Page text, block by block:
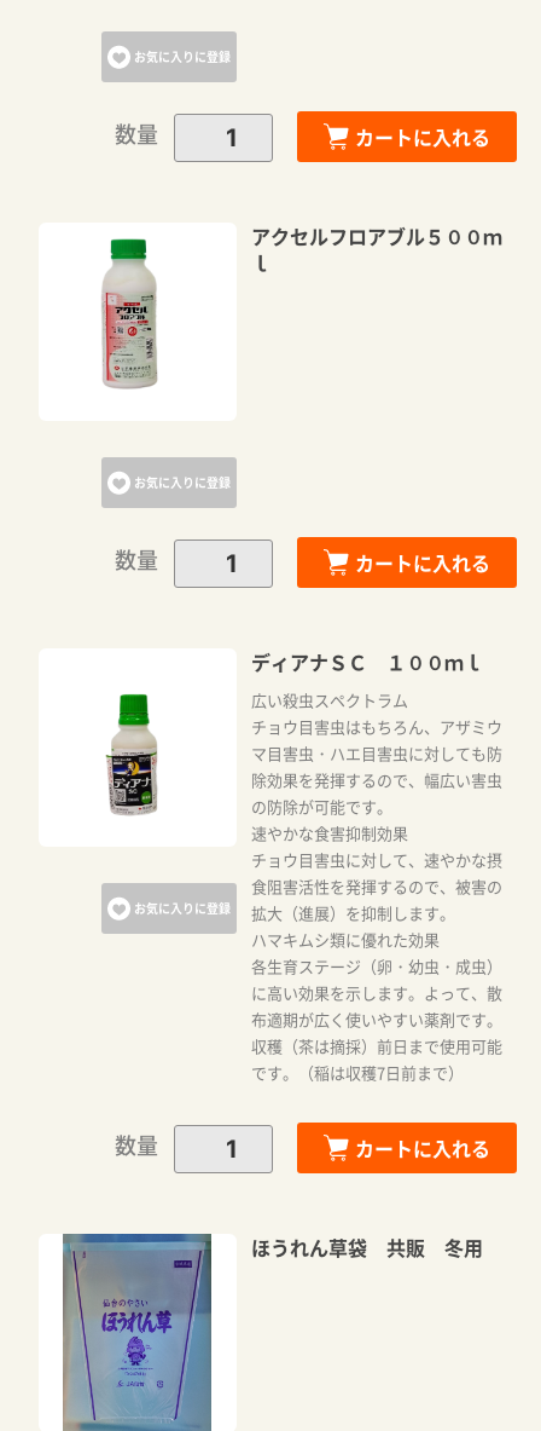
お気に入りに登録
数量 カートに入れる
お気に入りに登録
アクセルフロアブル５００ｍ
ｌ
数量 カートに入れる
お気に入りに登録
ディアナＳＣ １００ｍｌ
広い殺虫スペクトラム
チョウ目害虫はもちろん、アザミウ
マ目害虫・ハエ目害虫に対しても防
除効果を発揮するので、幅広い害虫
の防除が可能です。
速やかな食害抑制効果
チョウ目害虫に対して、速やかな摂
食阻害活性を発揮するので、被害の
拡大（進展）を抑制します。
ハマキムシ類に優れた効果
各生育ステージ（卵・幼虫・成虫）
に高い効果を示します。よって、散
布適期が広く使いやすい薬剤です。
収穫（茶は摘採）前日まで使用可能
です。（稲は収穫7日前まで）
数量 カートに入れる
ほうれん草袋 共販 冬用